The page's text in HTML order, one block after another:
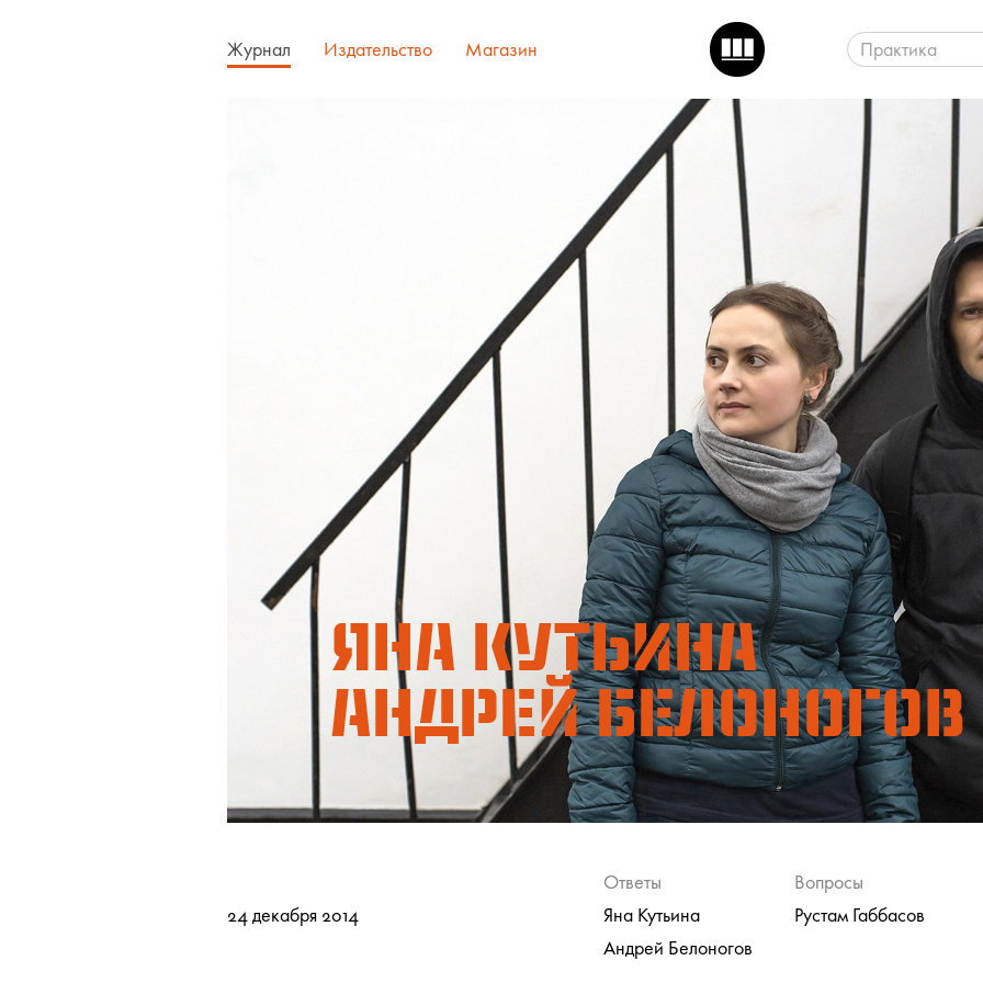
Журнал Издательство Магазин Практика
24 декабря 2014
Ответы
Яна Кутьина
Андрей Белоногов
Вопросы
Рустам Габбасов